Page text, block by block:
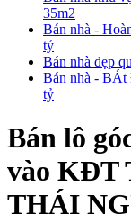
35m2
Bán nhà -
tỷ
Bán nhà đẹp
Bán nhà - BÁt
tỷ
Bán lô
vào KĐT
THÁI